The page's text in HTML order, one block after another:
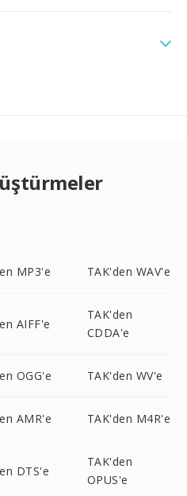
MP3'e TAK'den WAV'e
AIFF'e
TAK'den
CDDA'e
OGG'e TAK'den WV'e
AMR'e TAK'den M4R'e
DTS'e
TAK'den
OPUS'e